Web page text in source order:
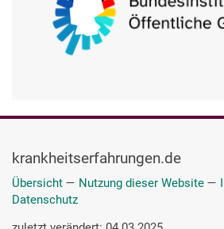
krankheitserfahrungen.de
Übersicht — Nutzung dieser Website —
Datenschutz